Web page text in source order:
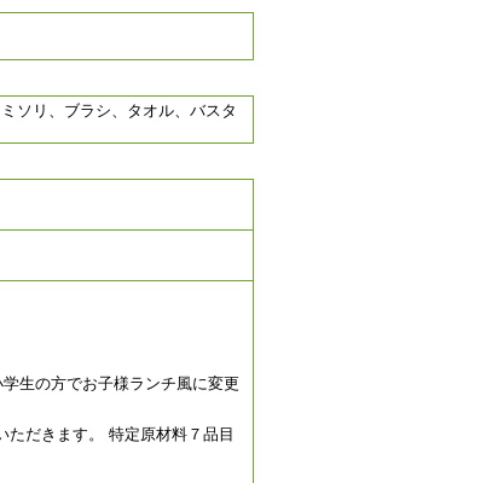
ソリ、ブラシ、タオル、バスタ
生の方でお子様ランチ風に変更
だきます。 特定原材料７品目